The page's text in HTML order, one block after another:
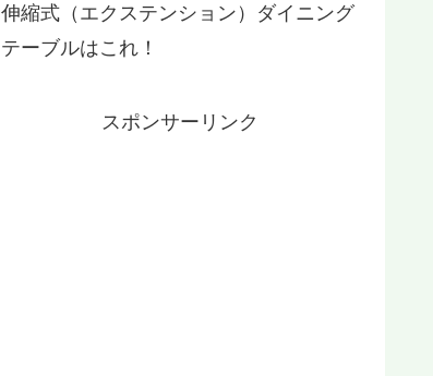
伸縮式（エクステンション）ダイニング
テーブルはこれ！
スポンサーリンク